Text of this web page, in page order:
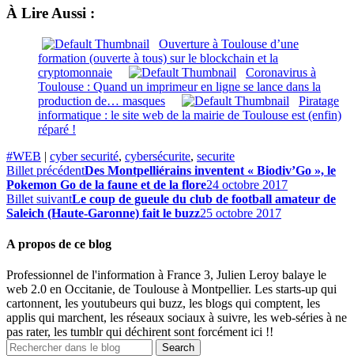
À Lire Aussi :
Ouverture à Toulouse d’une
formation (ouverte à tous) sur le blockchain et la
cryptomonnaie
Coronavirus à
Toulouse : Quand un imprimeur en ligne se lance dans la
production de… masques
Piratage
informatique : le site web de la mairie de Toulouse est (enfin)
réparé !
#WEB | cyber securité, cybersécurite, securite
Billet précédentDes Montpelliérains inventent « Biodiv’Go », le
Pokemon Go de la faune et de la flore24 octobre 2017
Billet suivantLe coup de gueule du club de football amateur de
Saleich (Haute-Garonne) fait le buzz25 octobre 2017
A propos de ce blog
Professionnel de l'information à France 3, Julien Leroy balaye le
web 2.0 en Occitanie, de Toulouse à Montpellier. Les starts-up qui
cartonnent, les youtubeurs qui buzz, les blogs qui comptent, les
applis qui marchent, les réseaux sociaux à suivre, les web-séries à ne
pas rater, les tumblr qui déchirent sont forcément ici !!